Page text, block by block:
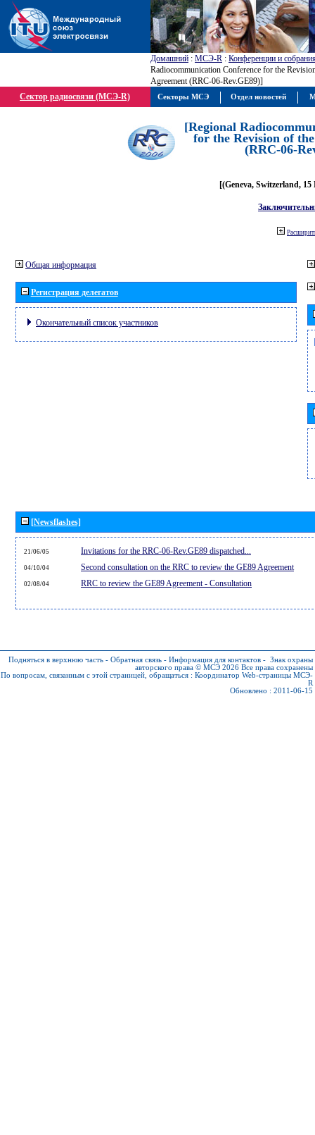
Домашний : МСЭ-R : Конференции и
Radiocommunication Conference for the
Agreement (RRC-06-Rev.GE89)]
Сектор радиосвязи (МСЭ-R)
[Regional
for the Revision of
(RRC-06-
[(Geneva, Switzerland, 15
Общая информация
Регистрация делегатов
Окончательный список участников
[Newsflashes]
21/06/05 Invitations for the RRC-06-Rev.GE89 dispatched...
04/10/04 Second consultation on the RRC to review the GE89 Agreement
02/08/04 RRC to review the GE89 Agreement - Consultation
Подняться в верхнюю часть - Обратная связь - Информация для контактов - Знак охраны
авторского права © МСЭ 2026 Все права сохранены
По вопросам, связанным с этой страницей, обращаться : Координатор Web-страницы МСЭ-
R
Обновлено : 2011-06-15
Секторы МСЭ Отдел новостей